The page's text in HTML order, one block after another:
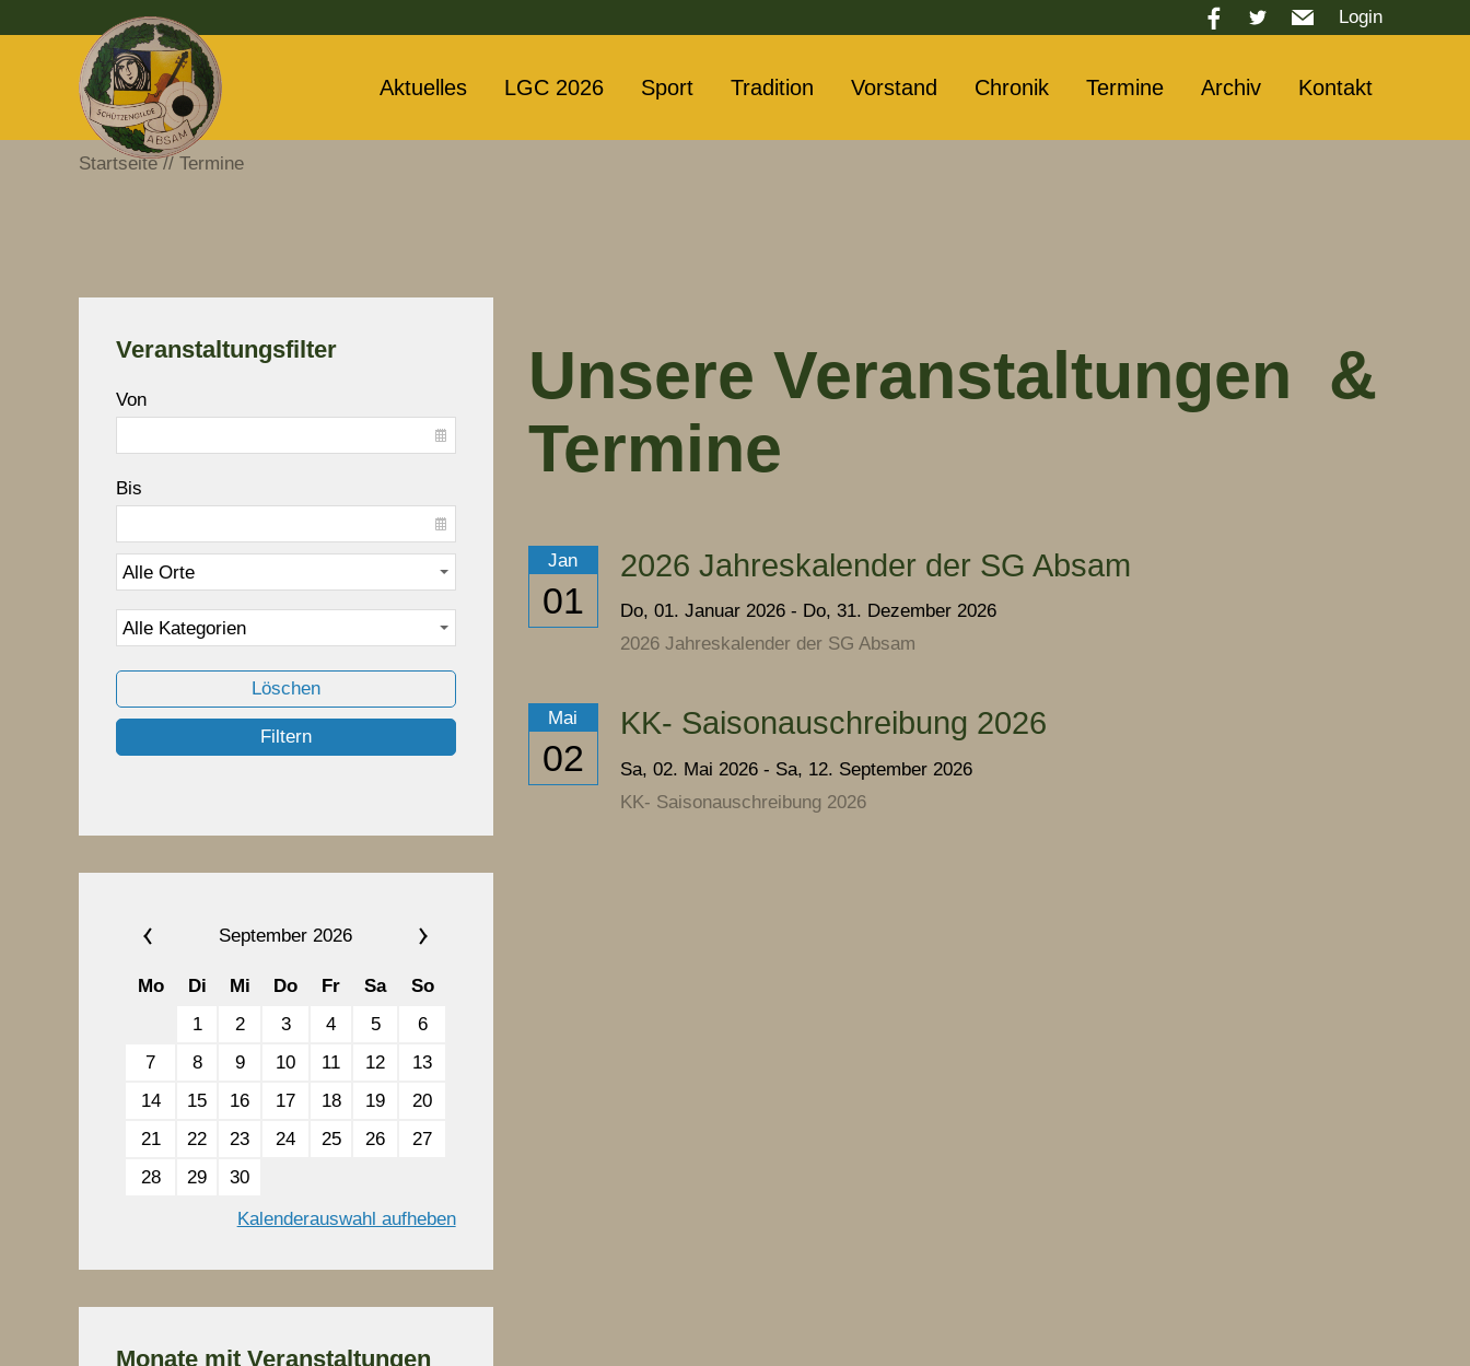
Login
Aktuelles LGC 2026 Sport Tradition Vorstand Chronik Termine Archiv Kontakt
Startseite Termine
Veranstaltungsfilter
Von
Bis
Löschen
Filtern
September 2026
Mo Di Mi Do Fr Sa
So
1
2 3 4 5
6
7
8 9 10 11 12
13
14
15 16 17 18 19
20
21
22 23 24 25 26
27
28
29
30
Kalenderauswahl aufheben
Monate mit Veranstaltungen
Unsere Veranstaltungen &
Termine
Jan
01
2026 Jahreskalender der SG Absam
Do, 01. Januar 2026- Do, 31. Dezember 2026
2026 Jahreskalender der SG Absam
Mai
02
KK- Saisonauschreibung 2026
Sa, 02. Mai 2026- Sa, 12. September 2026
KK- Saisonauschreibung 2026